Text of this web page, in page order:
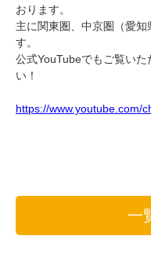
おります。
主に関東圏、中京圏（愛
す。
公式YouTubeでもご覧い
い！
https://www.youtube.com/
一